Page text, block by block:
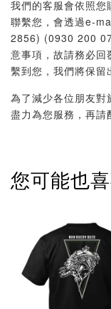
我們的客服會依照
聯繫您，會透過e-
2856) (0930 200
意事項，故請務必
繫到您，我們將保留
為了減少各位朋友
盡力為您服務，再請
您可能也